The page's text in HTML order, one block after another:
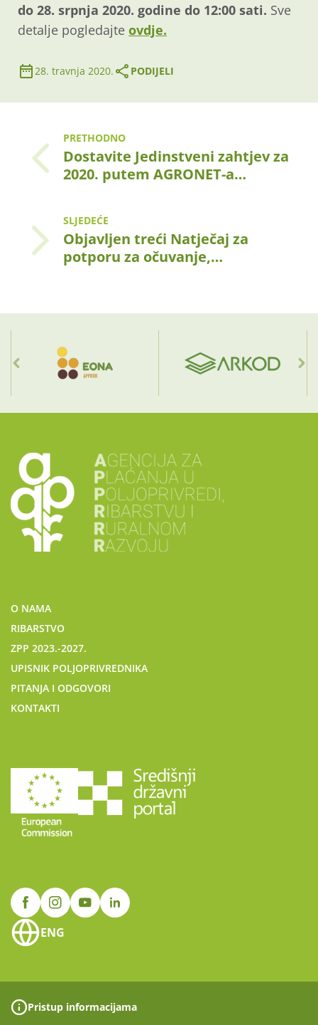
do 28. srpnja 2020. godine do 12:00 sati. Sve
detalje pogledajte ovdje.
28. travnja 2020. PODIJELI
PRETHODNO
Dostavite Jedinstveni zahtjev za
2020. putem AGRONET-a…
SLJEDEĆE
Objavljen treći Natječaj za
potporu za očuvanje,…
O NAMA
RIBARSTVO
ZPP 2023.-2027.
UPISNIK POLJOPRIVREDNIKA
PITANJA I ODGOVORI
KONTAKTI
ENG
Pristup informacijama